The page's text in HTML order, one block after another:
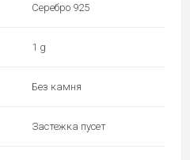
Серебро 925
1 g
Без камня
Застежка пусет